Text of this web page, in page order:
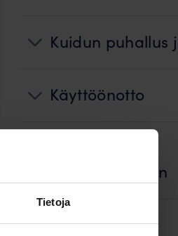
Tietoja
Kuidun puhallus
Käyttöönotto
ennallistaminen
Laskutus